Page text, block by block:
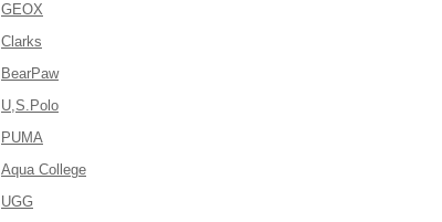
GEOX
Clarks
BearPaw
U,S.Polo
PUMA
Aqua College
UGG